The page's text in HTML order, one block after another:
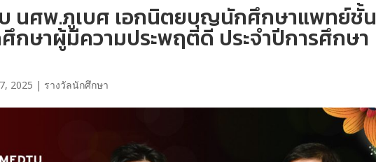
นศพ.ภูเบศ เอกนิตยบุญนักศึกษาแพทย์ชั้น
กษาผู้มีความประพฤติดี ประจำปีการศึกษา
2025 | รางวัลนักศึกษา